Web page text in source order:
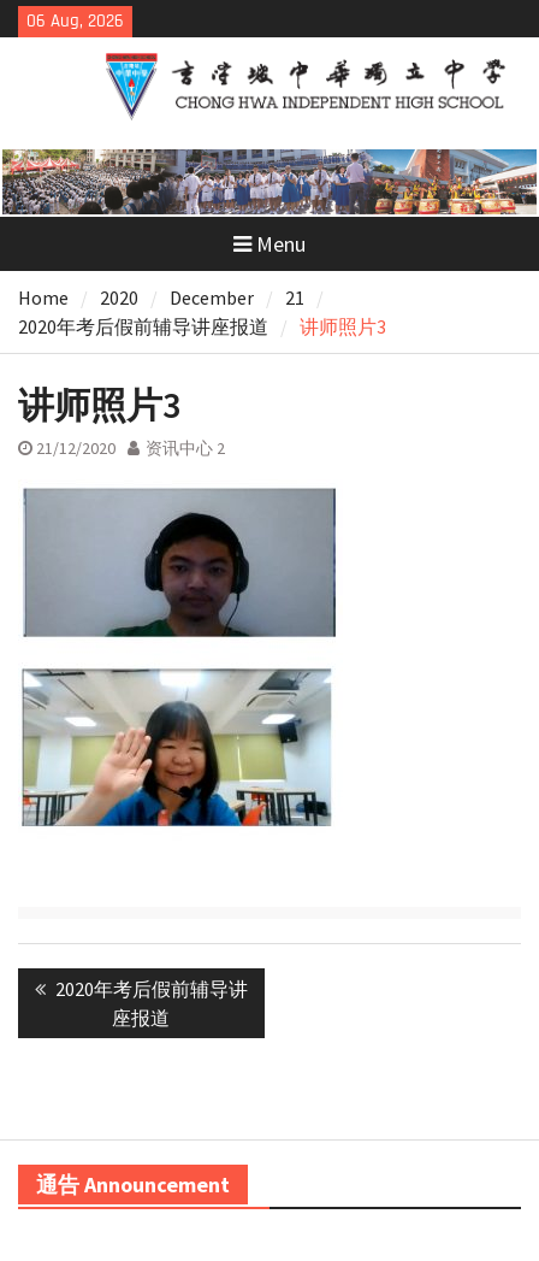
Skip
to
06 Aug, 2026
Menu
Home 2020 December
21
2020年考后假前辅导讲座报道
讲师照片3
讲师照片3
21/12/2020 资讯中心 2
navigation
Previous
2020年考后假前辅导讲
座报道
通告 Announcement